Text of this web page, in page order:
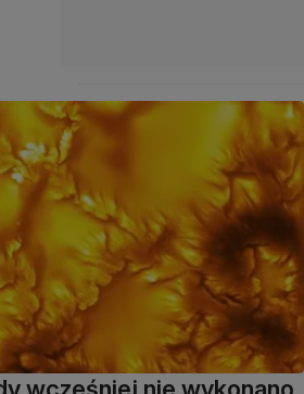
wcześniej nie wykonano